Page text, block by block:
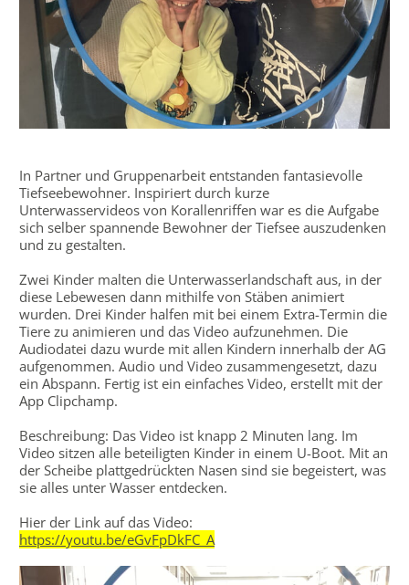
In Partner und Gruppenarbeit entstanden fantasievolle
Tiefseebewohner. Inspiriert durch kurze
Unterwasservideos von Korallenriffen war es die Aufgabe
sich selber spannende Bewohner der Tiefsee auszudenken
und zu gestalten.
Zwei Kinder malten die Unterwasserlandschaft aus, in der
diese Lebewesen dann mithilfe von Stäben animiert
wurden. Drei Kinder halfen mit bei einem Extra-Termin die
Tiere zu animieren und das Video aufzunehmen. Die
Audiodatei dazu wurde mit allen Kindern innerhalb der AG
aufgenommen. Audio und Video zusammengesetzt, dazu
ein Abspann. Fertig ist ein einfaches Video, erstellt mit der
App Clipchamp.
Beschreibung: Das Video ist knapp 2 Minuten lang. Im
Video sitzen alle beteiligten Kinder in einem U-Boot. Mit an
der Scheibe plattgedrückten Nasen sind sie begeistert, was
sie alles unter Wasser entdecken.
Hier der Link auf das Video:
https://youtu.be/eGvFpDkFC_A